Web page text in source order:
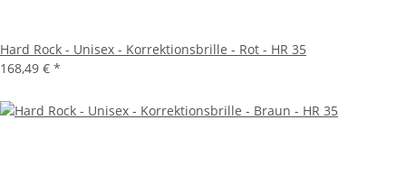
Hard Rock - Unisex - Korrektionsbrille - Rot - HR 35
168,49 € *